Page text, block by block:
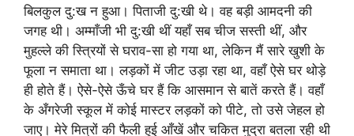
बिलकुल दु:ख न हुआ। पिताजी दु:खी थे। वह बड़ी आमदनी की
जगह थी। अम्माँजी भी दु:खी थीं यहाँ सब चीज सस्ती थीं, और
मुहल्ले की स्त्रियों से घराव-सा हो गया था, लेकिन मैं सारे खुशी के
फूला न समाता था। लड़कों में जीट उड़ा रहा था, वहाँ ऐसे घर थोड़े
ही होते हैं। ऐसे-ऐसे ऊँचे घर हैं कि आसमान से बातें करते हैं। वहाँ
के अँगरेजी स्कूल में कोई मास्टर लड़कों को पीटे, तो उसे जेहल हो
जाए। मेरे मित्रों की फैली हुई आँखें और चकित मुद्रा बतला रही थी